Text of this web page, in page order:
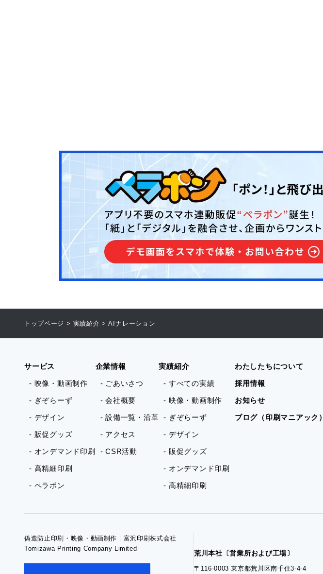
トップページ > 実績紹介 > AIナレーション
サービス
- 映像・動画制作
- ぎぞらーず
- デザイン
- 販促グッズ
- オンデマンド印刷
- 高精細印刷
- ペラポン
企業情報
- ごあいさつ
- 会社概要
- 設備一覧・沿革
- アクセス
- CSR活動
実績紹介
- すべての実績
- 映像・動画制作
- ぎぞらーず
- デザイン
- 販促グッズ
- オンデマンド印刷
- 高精細印刷
わたしたちについて
採用情報
お知らせ
ブログ（印刷マニアック）
偽造防止印刷・映像・動画制作｜富沢印刷株式会社
Tomizawa Printing Company Limited
荒川本社〔営業所および工場〕
〒116-0003 東京都荒川区南千住3-4-4